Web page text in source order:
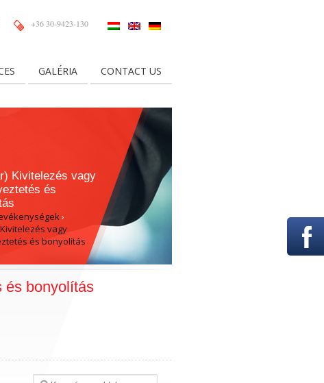
+36 30-9423-130
GALÉRIA CONTACT US
Kivitelezés vagy
és
›
vagy
és bonyolítás
és bonyolítás